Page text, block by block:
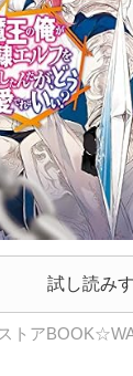
試し読み
トア